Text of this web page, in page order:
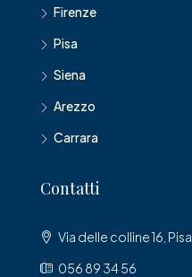
Firenze
Pisa
Siena
Arezzo
Carrara
Contatti
Via delle colline 16, Pisa
056 89 34 56